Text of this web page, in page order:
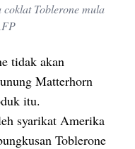
Toblerone mula
tidak akan
Matterhorn
itu.
syarikat Amerika
Toblerone